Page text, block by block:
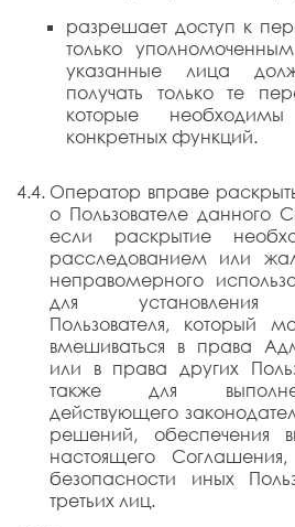
разрешает доступ к
только
указанные лица
получать только те
которые
конкретных функций.
Оператор вправе
о Пользователе
если раскрытие
расследованием или
неправомерного
для установления
Пользователя, который
вмешиваться в права
или в права других
также для
действующего
решений, обеспечения
настоящего
безопасности иных
третьих лиц.